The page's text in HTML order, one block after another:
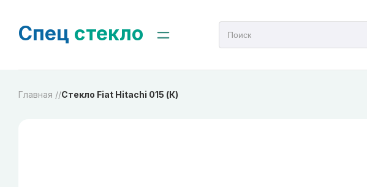
Спец стекло
Главная //Стекло Fiat Hitachi 015 (К)